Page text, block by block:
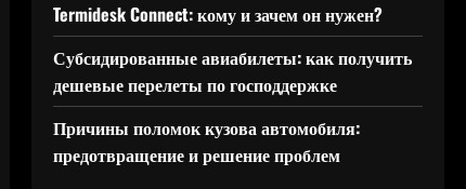
Termidesk Connect: кому и зачем он нужен?
Субсидированные авиабилеты: как получить
дешевые перелеты по господдержке
Причины поломок кузова автомобиля:
предотвращение и решение проблем